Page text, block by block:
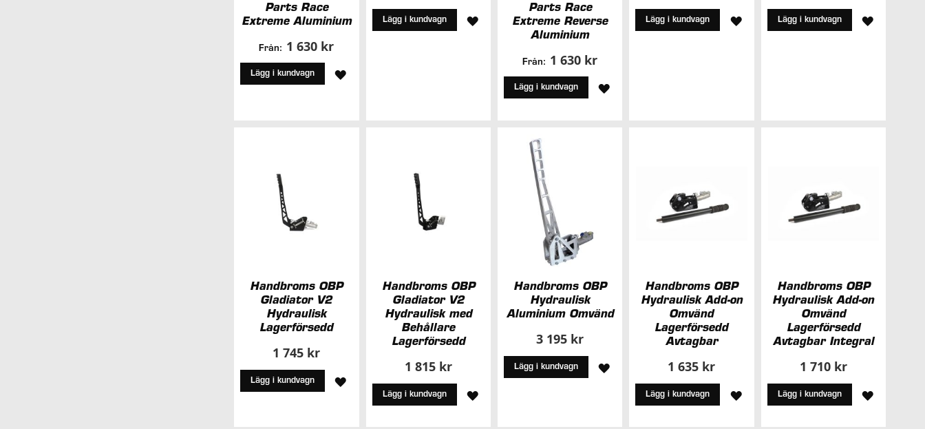
Parts Race
Extreme Aluminium
Från: 1 630 kr
Lägg i kundvagn
LÄGG
Lägg i kundvagn
LÄGG
ÖNSKELISTA
Parts Race
Extreme Reverse
Aluminium
Från: 1 630 kr
Lägg i kundvagn
LÄGG
Lägg i kundvagn
LÄGG
Lägg i kundvagn
LÄGG
Handbroms OBP
Gladiator V2
Hydraulisk
Lagerförsedd
1 745 kr
Lägg i kundvagn
LÄGG
Handbroms OBP
Gladiator V2
Hydraulisk med
Behållare
Lagerförsedd
1 815 kr
Lägg i kundvagn
LÄGG
Handbroms OBP
Hydraulisk
Aluminium Omvänd
3 195 kr
Lägg i kundvagn
LÄGG
Handbroms OBP
Hydraulisk Add-on
Omvänd
Lagerförsedd
Avtagbar
1 635 kr
Lägg i kundvagn
LÄGG
Handbroms OBP
Hydraulisk Add-on
Omvänd
Lagerförsedd
Avtagbar Integral
1 710 kr
Lägg i kundvagn
LÄGG